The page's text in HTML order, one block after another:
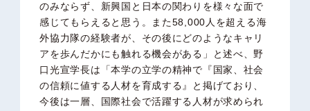
のみならず、新興国と日本の関わりを様々な面で
感じてもらえると思う。また58,000人を超える海
外協力隊の経験者が、その後にどのようなキャリ
アを歩んだかにも触れる機会がある」と述べ、野
口光宣学長は「本学の立学の精神で『国家、社会
の信頼に値する人材を育成する』と掲げており、
今後は一層、国際社会で活躍する人材が求められ